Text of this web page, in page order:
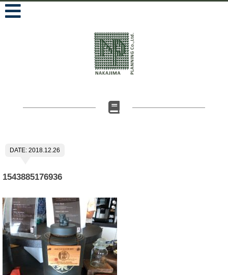
DATE: 2018.12.26
1543885176936